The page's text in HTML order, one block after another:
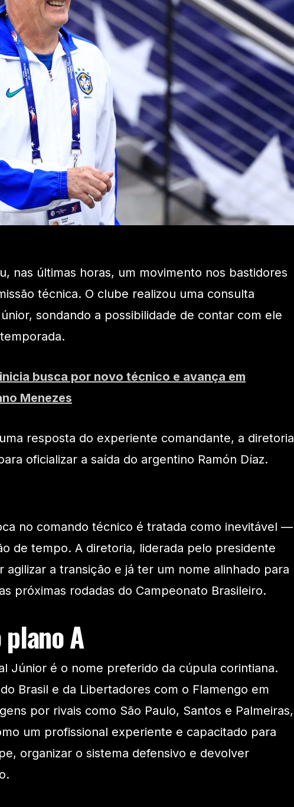
nas últimas horas, um movimento nos bastidores
técnica. O clube realizou uma consulta
sondando a possibilidade de contar com ele
busca por novo técnico e avança em
Menezes
resposta do experiente comandante, a diretoria
oficializar a saída do argentino Ramón Díaz.
no comando técnico é tratada como inevitável —
de tempo. A diretoria, liderada pelo presidente
agilizar a transição e já ter um nome alinhado para
próximas rodadas do Campeonato Brasileiro.
A
Júnior é o nome preferido da cúpula corintiana.
Brasil e da Libertadores com o Flamengo em
por rivais como São Paulo, Santos e Palmeiras,
um profissional experiente e capacitado para
organizar o sistema defensivo e devolver